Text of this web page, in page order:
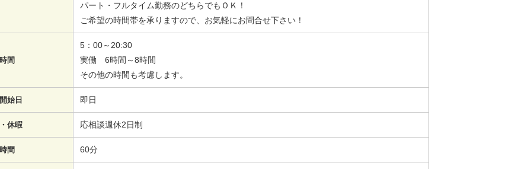
パート・フルタイム勤務のどちらでもＯＫ！
ご希望の時間帯を承りますので、お気軽にお問合せ下さい！
間
5：00～20:30
実働 6時間～8時間
その他の時間も考慮します。
始日 即日
休暇 応相談週休2日制
間 60分